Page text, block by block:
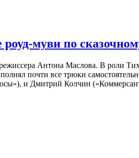
муви по
Антона Маслова. В роли
почти все трюки
и Дмитрий Колчин